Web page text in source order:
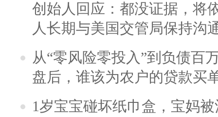
创始人回应：都没证据，将
人长期与美国交管局保持沟
从“零风险零投入”到负债百
盘后，谁该为农户的贷款买
1岁宝宝碰坏纸巾盒，宝妈